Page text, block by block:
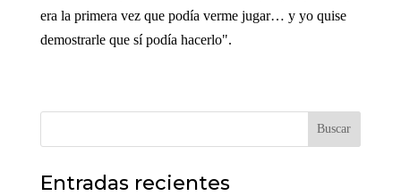
era la primera vez que podía verme jugar… y yo quise
demostrarle que sí podía hacerlo".
Buscar
Entradas recientes